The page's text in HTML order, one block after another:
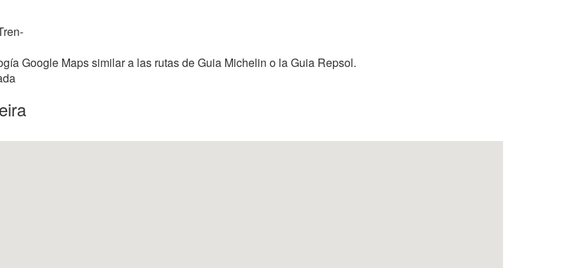
Google Maps similar a las rutas de Guia Michelin o la Guia Repsol.